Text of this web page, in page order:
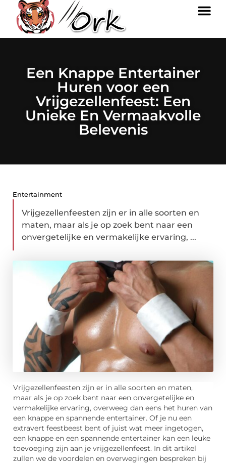
Een Knappe Entertainer
Huren voor een
Vrijgezellenfeest: Een
Unieke En Vermaakvolle
Belevenis
Entertainment
Vrijgezellenfeesten zijn er in alle soorten en
maten, maar als je op zoek bent naar een
onvergetelijke en vermakelijke ervaring, ...
Vrijgezellenfeesten zijn er in alle soorten en maten,
maar als je op zoek bent naar een onvergetelijke en
vermakelijke ervaring, overweeg dan eens het huren van
een knappe en spannende entertainer. Of je nu een
extravert feestbeest bent of juist wat meer ingetogen,
een knappe en een spannende entertainer kan een leuke
toevoeging zijn aan je vrijgezellenfeest. In dit artikel
zullen we de voordelen en overwegingen bespreken bij